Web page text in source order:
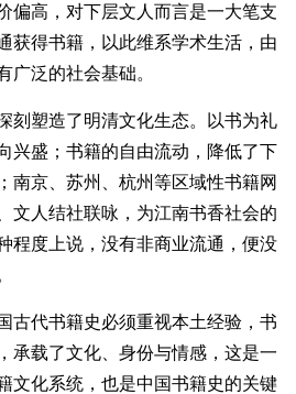
偏高，对下层文人而言是一大笔支
获得书籍，以此维系学术生活，由
广泛的社会基础。
塑造了明清文化生态。以书为礼
兴盛；书籍的自由流动，降低了下
南京、苏州、杭州等区域性书籍网
文人结社联咏，为江南书香社会的
程度上说，没有非商业流通，便没
代书籍史必须重视本土经验，书
承载了文化、身份与情感，这是一
文化系统，也是中国书籍史的关键